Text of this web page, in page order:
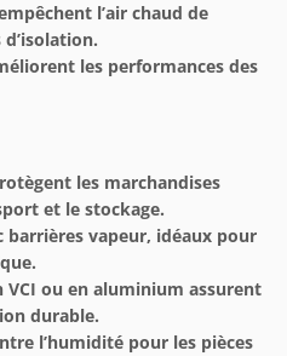
l’air chaud de
les performances des
les marchandises
et le stockage.
barrières vapeur, idéaux pour
ou en aluminium assurent
durable.
l’humidité pour les pièces